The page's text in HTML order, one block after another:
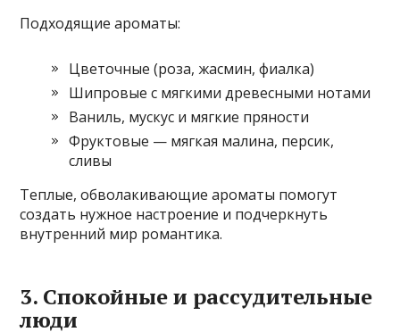
Подходящие ароматы:
Цветочные (роза, жасмин, фиалка)
Шипровые с мягкими древесными нотами
Ваниль, мускус и мягкие пряности
Фруктовые — мягкая малина, персик,
сливы
Теплые, обволакивающие ароматы помогут
создать нужное настроение и подчеркнуть
внутренний мир романтика.
3. Спокойные и рассудительные
люди